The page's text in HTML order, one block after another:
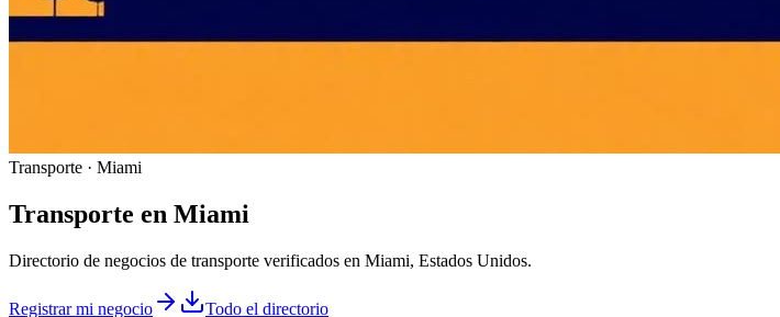
Transporte · Miami
Transporte en Miami
Directorio de negocios de transporte verificados en Miami, Estados Unidos.
Registrar mi negocio Todo el directorio